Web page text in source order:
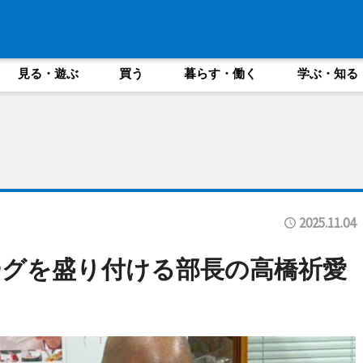
見る・遊ぶ 買う 暮らす・働く 学ぶ・知る
2025.11.04
を盛り付ける部長の高橋祈愛